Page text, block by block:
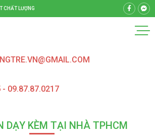
CHẤT LƯỢNG
- 09.87.87.0217
DẠY KÈM TẠI NHÀ TPHCM